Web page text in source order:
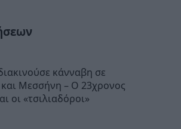
κάνναβη σε
Μεσσήνη – Ο 23χρονος
οι «τσιλιαδόροι»